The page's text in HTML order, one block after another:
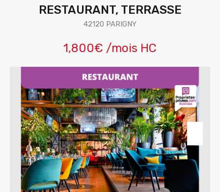
RESTAURANT, TERRASSE
42120 PARIGNY
1,800€ /mois HC